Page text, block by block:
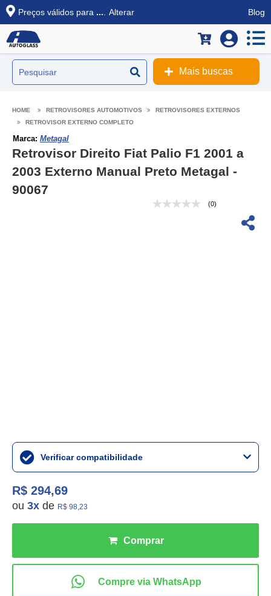
Preços válidos para ... Alterar Blog
Mais buscas
RETROVISORES AUTOMOTIVOS
RETROVISORES EXTERNOS
RETROVISOR EXTERNO COMPLETO
Marca: Metagal
Retrovisor Direito Fiat Palio F1 2001 a
2003 Externo Manual Preto Metagal -
90067
(0)
Verificar compatibilidade
R$ 294,69
ou 3x de R$ 98,23